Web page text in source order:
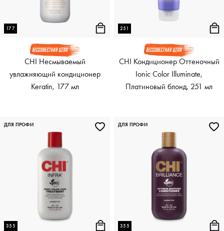
177
CHI Несмываемый
увлажняющий кондиционер
Keratin, 177 мл
251
CHI Кондиционер Оттеночный
Ionic Color Illuminate,
Платиновый блонд, 251 мл
355
ДЛЯ ПРОФИ
355
ДЛЯ ПРОФИ